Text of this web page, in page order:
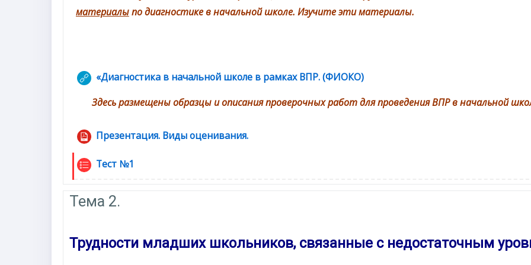
материалыпо диагностике в начальной школе. Изучите эти материалы.
«Диагностика в начальной школе в рамках ВПР. (ФИОКО)Гиперссылка
Здесь размещены образцы и описания проверочных работ для проведения ВПР в начальной
Презентация. Виды оценивания.
Файл
Тест №1
Тема 2.
Трудности младших школьников, связанные с недостаточным